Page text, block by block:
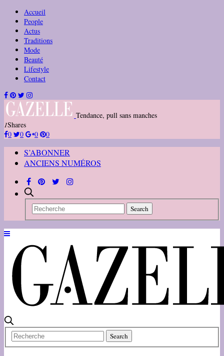
Accueil
People
Actus
Traditions
Mode
Beauté
Lifestyle
Contact
Tendance, pull sans manches
1Shares
0
0 0 0
S’ABONNER
ANCIENS NUMÉROS